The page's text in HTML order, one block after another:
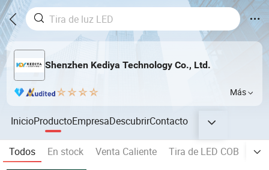
Shenzhen Kediya Technology Co., Ltd.
Más
InicioProductoEmpresaDescubrirContacto
Todos En stock Venta Caliente Tira de LED COB